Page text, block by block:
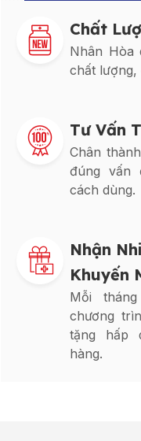
Chất
Nhân Hòa
chất lượng,
Tư Vấn
Chân
đúng vấn
cách dùng.
Nhận
Khuyến
Mỗi
chương
tặng hấp
hàng.